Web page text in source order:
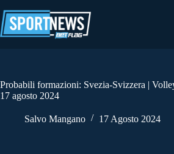
al
contenuto
Probabili formazioni: Svezia-Svizzera |
17 agosto 2024
Salvo Mangano 17 Agosto 2024